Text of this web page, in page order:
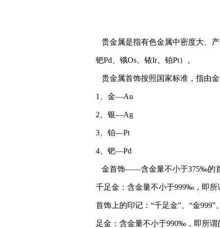
贵金属是指有色金属中密度大、
钯Pd、锇Os、铱Ir、铂Pt）。
贵金属首饰按照国家标准，指由
1、金—Au
2、银—Ag
3、铂—Pt
4、钯—Pd
金首饰——含金量不小于375‰的
千足金：含金量不小于999‰，即所
首饰上的印记：“千足金”、“金999”
足金：含金量不小于990‰，即所谓